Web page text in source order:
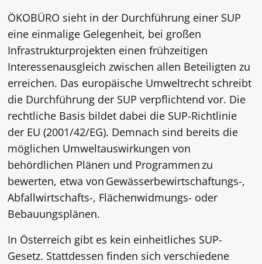
ÖKOBÜRO sieht in der Durchführung einer SUP
eine einmalige Gelegenheit, bei großen
Infrastrukturprojekten einen frühzeitigen
Interessenausgleich zwischen allen Beteiligten zu
erreichen. Das europäische Umweltrecht schreibt
die Durchführung der SUP verpflichtend vor. Die
rechtliche Basis bildet dabei die SUP-Richtlinie
der EU (2001/42/EG). Demnach sind bereits die
möglichen Umweltauswirkungen von
behördlichen Plänen und Programmen zu
bewerten, etwa von Gewässerbewirtschaftungs-,
Abfallwirtschafts-, Flächenwidmungs- oder
Bebauungsplänen.
In Österreich gibt es kein einheitliches SUP-
Gesetz. Stattdessen finden sich verschiedene